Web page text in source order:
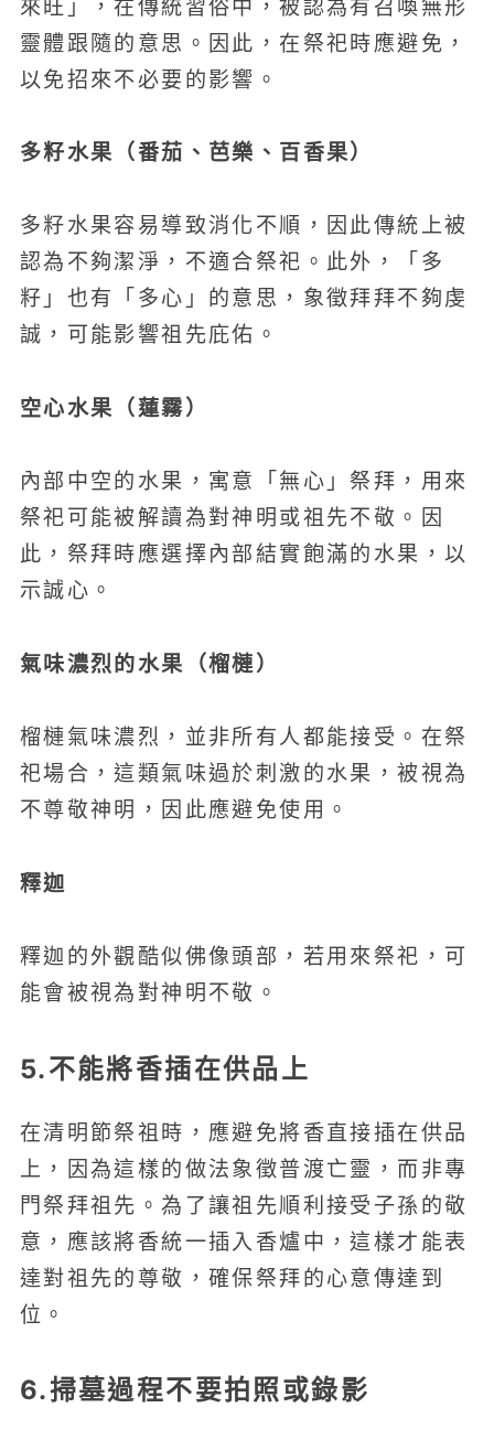
來旺」，在傳統習俗中，被認為有召喚無形
靈體跟隨的意思。因此，在祭祀時應避免，
以免招來不必要的影響。
多籽水果（番茄、芭樂、百香果）
多籽水果容易導致消化不順，因此傳統上被
認為不夠潔淨，不適合祭祀。此外，「多
籽」也有「多心」的意思，象徵拜拜不夠虔
誠，可能影響祖先庇佑。
空心水果（蓮霧）
內部中空的水果，寓意「無心」祭拜，用來
祭祀可能被解讀為對神明或祖先不敬。因
此，祭拜時應選擇內部結實飽滿的水果，以
示誠心。
氣味濃烈的水果（榴槤）
榴槤氣味濃烈，並非所有人都能接受。在祭
祀場合，這類氣味過於刺激的水果，被視為
不尊敬神明，因此應避免使用。
釋迦
釋迦的外觀酷似佛像頭部，若用來祭祀，可
能會被視為對神明不敬。
5.不能將香插在供品上
在清明節祭祖時，應避免將香直接插在供品
上，因為這樣的做法象徵普渡亡靈，而非專
門祭拜祖先。為了讓祖先順利接受子孫的敬
意，應該將香統一插入香爐中，這樣才能表
達對祖先的尊敬，確保祭拜的心意傳達到
位。
6.掃墓過程不要拍照或錄影